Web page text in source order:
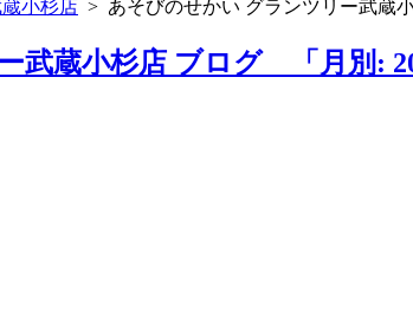
小杉店 > あそびのせかい グランツリー武蔵
武蔵小杉店 ブログ 「月別: